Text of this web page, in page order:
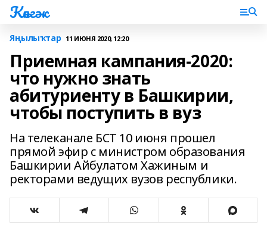
Көнгәк
Яңылыҡтар 11 ИЮНЯ 2020, 12:20
Приемная кампания-2020:
что нужно знать
абитуриенту в Башкирии,
чтобы поступить в вуз
На телеканале БСТ 10 июня прошел
прямой эфир с министром образования
Башкирии Айбулатом Хажиным и
ректорами ведущих вузов республики.